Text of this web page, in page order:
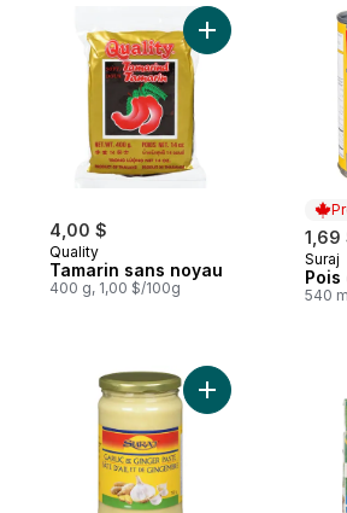
4,00 $
Quality
Tamarin sans noyau
400 g, 1,00 $/100g
Ajouter Tamarin
1,69
Suraj
540
Ajouter Pâte